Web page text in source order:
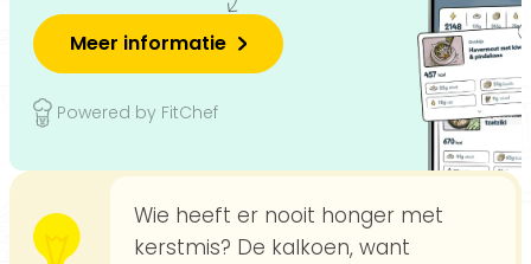
Meer informatie
Powered by FitChef
Wie heeft er nooit honger met
kerstmis? De kalkoen, want